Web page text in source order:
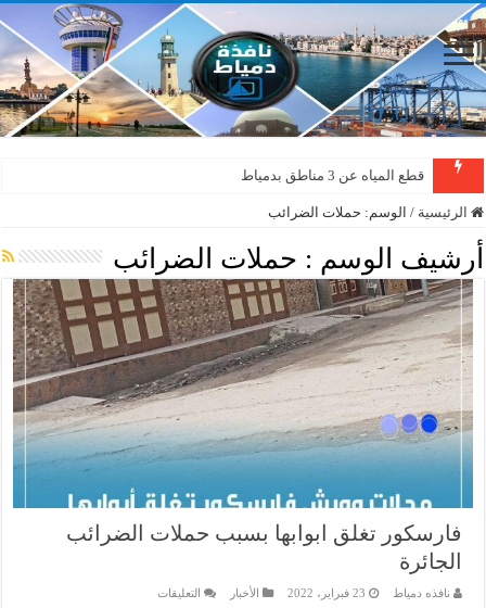
قطع المياه عن 3 مناطق بدمياط
الرئيسية / الوسم: حملات الضرائب
أرشيف الوسم : حملات الضرائب
فارسكور تغلق ابوابها بسبب حملات الضرائب
الجائرة
نافذه دمياط 23 فبراير، 2022 الأخبار التعليقاتعلى